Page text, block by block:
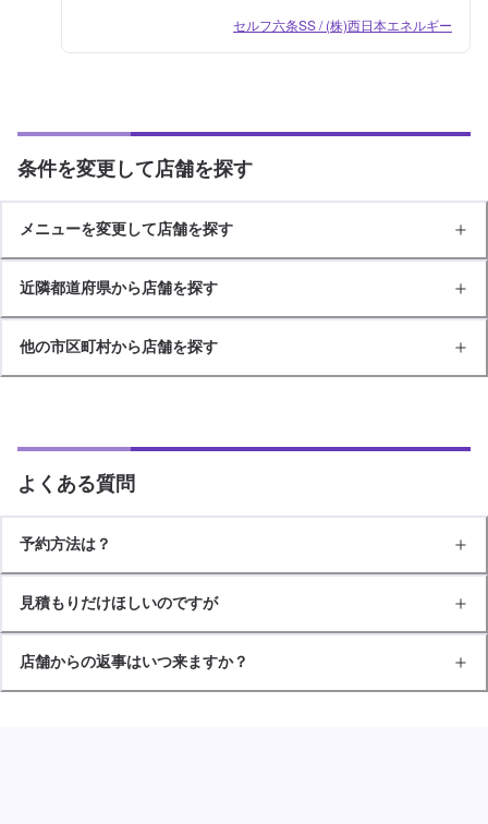
セルフ六条SS / (株)西日本エネルギー
条件を変更して店舗を探す
メニューを変更して店舗を探す
近隣都道府県から店舗を探す
他の市区町村から店舗を探す
よくある質問
予約方法は？
見積もりだけほしいのですが
店舗からの返事はいつ来ますか？